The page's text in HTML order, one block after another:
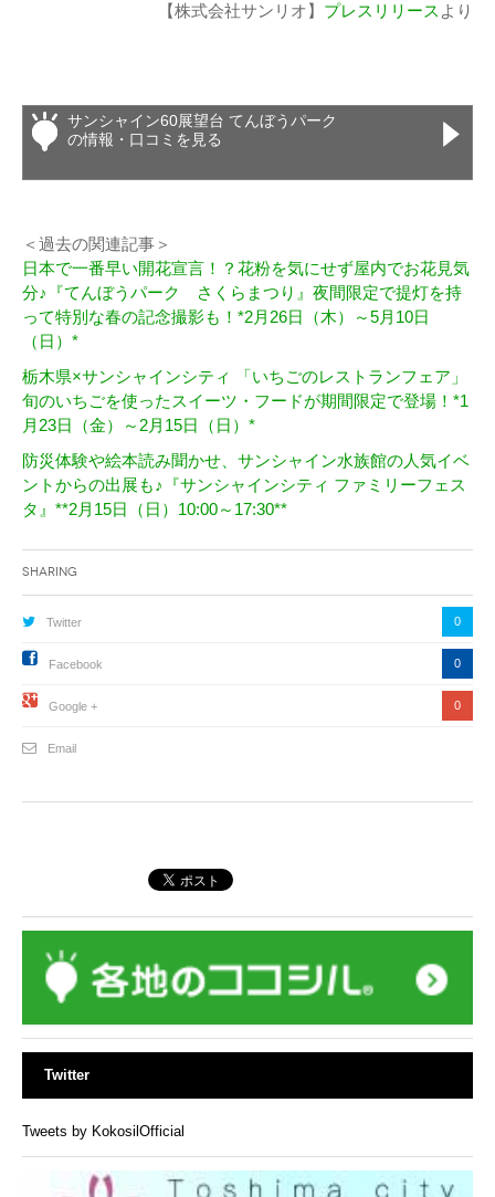
【株式会社サンリオ】 プレスリリース より
サンシャイン60展望台 てんぼうパーク
の情報・口コミを見る
＜過去の関連記事＞
日本で一番早い開花宣言！？花粉を気にせず屋内でお花見気
分♪『てんぼうパーク さくらまつり』夜間限定で提灯を持
って特別な春の記念撮影も！*2月26日（木）～5月10日
（日）*
栃木県×サンシャインシティ 「いちごのレストランフェア」
旬のいちごを使ったスイーツ・フードが期間限定で登場！*1
月23日（金）～2月15日（日）*
防災体験や絵本読み聞かせ、サンシャイン水族館の人気イベ
ントからの出展も♪『サンシャインシティ ファミリーフェス
タ』**2月15日（日）10:00～17:30**
Sharing
Twitter 0
Facebook 0
Google + 0
Email
Twitter
Tweets by KokosilOfficial